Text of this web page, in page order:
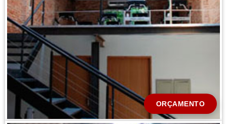
ORÇAMENTO
Solicitar Orçamento